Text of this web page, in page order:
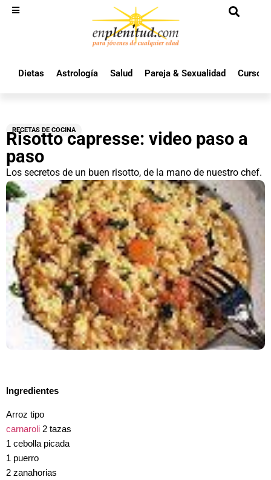
Dietas Astrología Salud Pareja & Sexualidad Cursos
RECETAS DE COCINA
Risotto capresse: video paso a
paso
Los secretos de un buen risotto, de la mano de nuestro chef.
Ingredientes
Arroz tipo
carnaroli 2 tazas
1 cebolla picada
1 puerro
2 zanahorias